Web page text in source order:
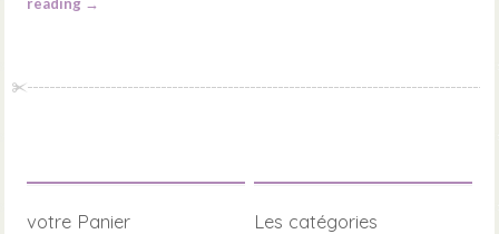
votre Panier Les catégories